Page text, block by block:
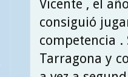
Vicente , el
consiguió
competencia
Tarragona y